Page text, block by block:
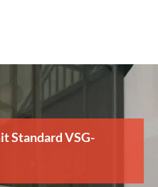
Standard VSG-